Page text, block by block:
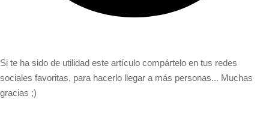
Si te ha sido de utilidad este artículo compártelo en tus redes
sociales favoritas, para hacerlo llegar a más personas... Muchas
gracias ;)